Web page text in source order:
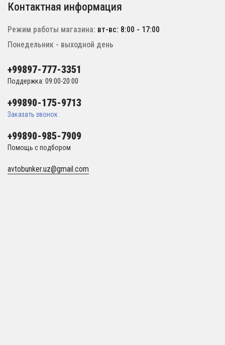
Контактная информация
Режим работы магазина: вт-вс: 8:00 - 17:00
Понедельник - выходной день
+99897-777-3351
Поддержка: 09:00-20:00
+99890-175-9713
Заказать звонок
+99890-985-7909
Помощь с подбором
avtobunker.uz@gmail.com